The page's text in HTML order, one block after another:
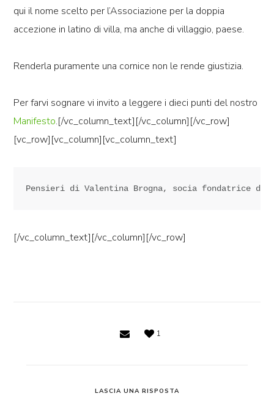
qui il nome scelto per l’Associazione per la doppia
accezione in latino di villa, ma anche di villaggio, paese.
Renderla puramente una cornice non le rende giustizia.
Per farvi sognare vi invito a leggere i dieci punti del nostro
Manifesto.[/vc_column_text][/vc_column][/vc_row]
[vc_row][vc_column][vc_column_text]
Pensieri di Valentina Brogna, socia fondatrice
[/vc_column_text][/vc_column][/vc_row]
1
LASCIA UNA RISPOSTA